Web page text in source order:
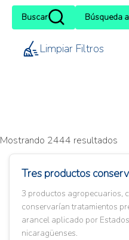
Buscar Búsqueda
Limpiar Filtros
Mostrando 2444 resultados
Tres productos
3 productos agropecuarios,
conservarían tratamientos
arancel aplicado por
nicaragüenses.